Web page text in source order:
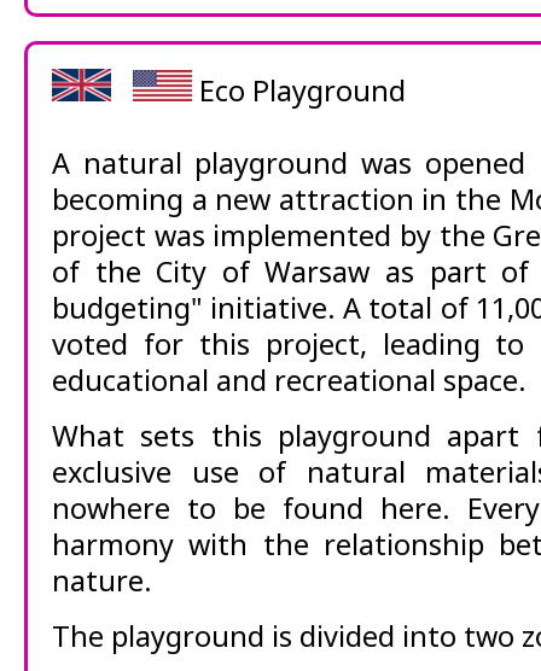
Eco Playground
A natural playground was opened
becoming a new attraction in the
project was implemented by the
of the City of Warsaw as part
budgeting" initiative. A total of
voted for this project, leading
educational and recreational space.
What sets this playground
exclusive use of natural
nowhere to be found here.
harmony with the relationship
nature.
The playground is divided into two